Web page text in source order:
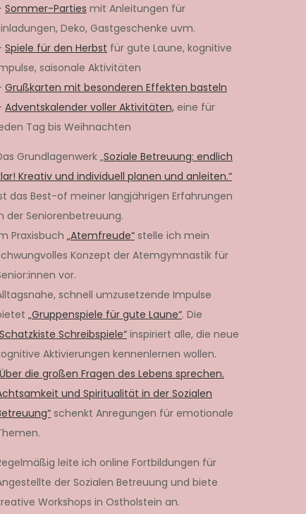
Sommer-Parties mit Anleitungen für
Deko, Gastgeschenke uvm.
Spiele für den Herbst für gute Laune, kognitive
saisonale Aktivitäten
Grußkarten mit besonderen Effekten basteln
Adventskalender voller Aktivitäten, eine für
Tag bis Weihnachten
Grundlagenwerk „Soziale Betreuung: endlich
Kreativ und individuell planen und anleiten.“
das Best-of meiner langjährigen Erfahrungen
der Seniorenbetreuung.
Praxisbuch „Atemfreude“ stelle ich mein
Konzept der Atemgymnastik für
vor.
schnell umzusetzende Impulse
„Gruppenspiele für gute Laune“. Die
Schreibspiele“inspiriert alle, die neue
Aktivierungen kennenlernen wollen.
die großen Fragen des Lebens sprechen.
und Spiritualität in der Sozialen
schenkt Anregungen für emotionale
leite ich online Fortbildungen für
der Sozialen Betreuung und biete
Workshops in Ostholstein an.